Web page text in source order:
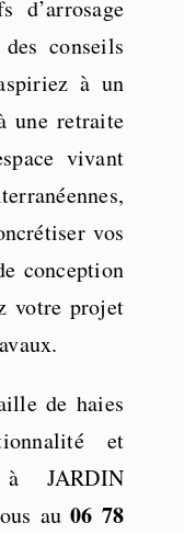
d’arrosage
conseils
à un
une retraite
vivant
vos
conception
votre projet
de haies
et
à JARDIN
au06 78